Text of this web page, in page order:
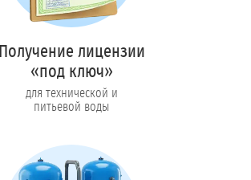
Получение лицензии
«под ключ»
для технической и
питьевой воды